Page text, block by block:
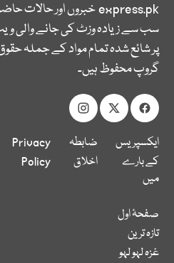
express.pkخبروں اور حالات
سب سے زیادہ وزٹ کی جانے والی
پر شائع شدہ تمام مواد کے جملہ
گروپ محفوظ ہیں۔
ایکسپریس
کے بارے
میں
ضابطہ
اخلاق
Privacy
Policy
صفحۂ اول
تازہ ترین
غزہ لہو لہو